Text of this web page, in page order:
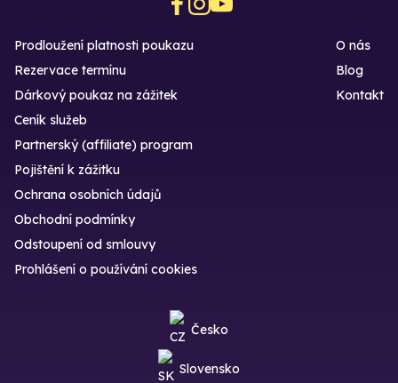
Prodloužení platnosti poukazu
Rezervace termínu
Dárkový poukaz na zážitek
O nás
Blog
Kontakt
Ceník služeb
Partnerský (affiliate) program
Pojištění k zážitku
Ochrana osobních údajů
Obchodní podmínky
Odstoupení od smlouvy
Prohlášení o používání cookies
Česko
Slovensko